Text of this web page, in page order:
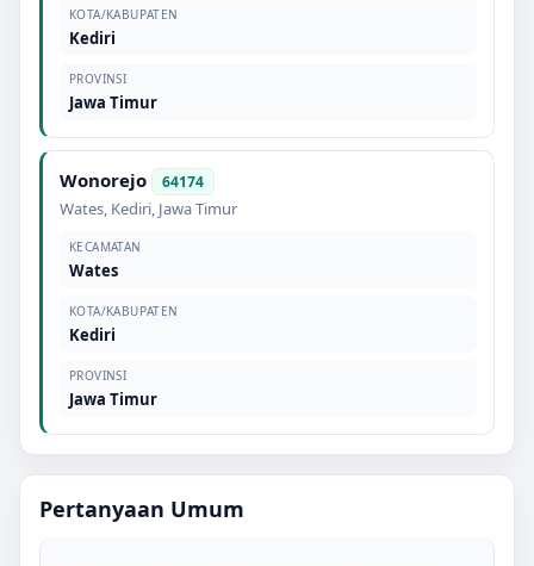
KOTA/KABUPATEN
Kediri
PROVINSI
Jawa Timur
Wonorejo 64174
Wates, Kediri, Jawa Timur
KECAMATAN
Wates
KOTA/KABUPATEN
Kediri
PROVINSI
Jawa Timur
Pertanyaan Umum